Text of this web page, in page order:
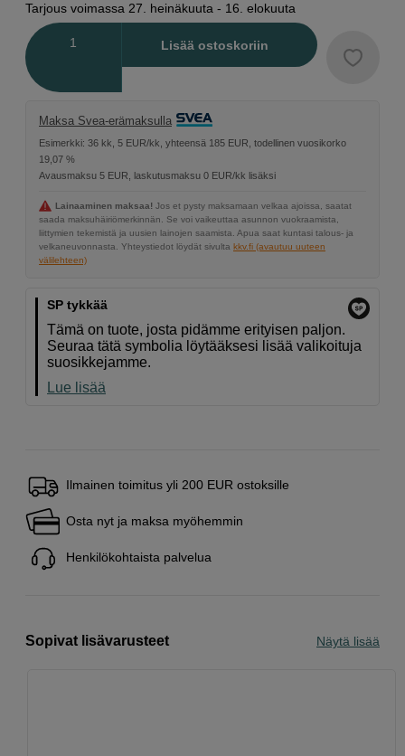
Tarjous voimassa 27. heinäkuuta - 16. elokuuta
Lisää ostoskoriin
Maksa Svea-erämaksulla
Esimerkki: 36 kk, 5 EUR/kk, yhteensä 185 EUR, todellinen vuosikorko
19,07 %
Avausmaksu 5 EUR, laskutusmaksu 0 EUR/kk lisäksi
Lainaaminen maksaa! Jos et pysty maksamaan velkaa ajoissa, saatat
saada maksuhäiriömerkinnän. Se voi vaikeuttaa asunnon vuokraamista,
liittymien tekemistä ja uusien lainojen saamista. Apua saat kuntasi talous- ja
velkaneuvonnasta. Yhteystiedot löydät sivulta kkv.fi (avautuu uuteen
välilehteen)
SP tykkää
Tämä on tuote, josta pidämme erityisen paljon.
Seuraa tätä symbolia löytääksesi lisää valikoituja
suosikkejamme.
Lue lisää
Ilmainen toimitus yli 200 EUR ostoksille
Osta nyt ja maksa myöhemmin
Henkilökohtaista palvelua
Sopivat lisävarusteet Näytä lisää